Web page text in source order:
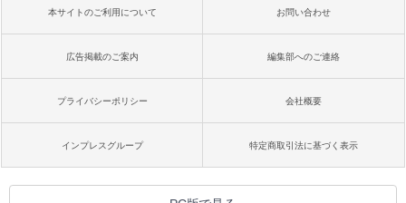
本サイトのご利用について お問い合わせ
広告掲載のご案内 編集部へのご連絡
プライバシーポリシー 会社概要
インプレスグループ 特定商取引法に基づく表示